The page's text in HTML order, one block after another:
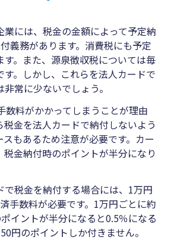
には、税金の金額によって予定納
義務があります。消費税にも予定
。また、源泉徴収税については毎
す。しかし、これらを法人カードで
常に少ないでしょう。
数料がかかってしまうことが理由
金を法人カードで納付しないよう
もあるため注意が必要です。カー
税金納付時のポイントが半分になり
で税金を納付する場合には、1万円
手数料が必要です。1万円ごとに約
イントが半分になると0.5％になる
円のポイントしか付きません。